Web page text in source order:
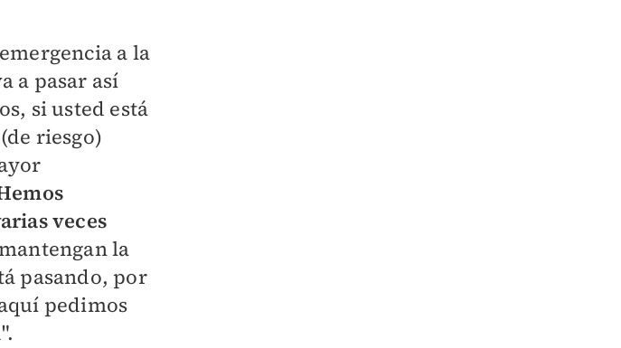
a la
a pasar así
si usted está
riesgo)
veces
la
pasando, por
pedimos